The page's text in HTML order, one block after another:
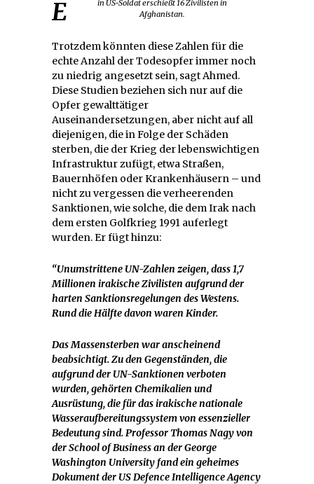
Ein US-Soldat erschießt 16 Zivilisten in Afghanistan.
Trotzdem könnten diese Zahlen für die
echte Anzahl der Todesopfer immer noch
zu niedrig angesetzt sein, sagt Ahmed.
Diese Studien beziehen sich nur auf die
Opfer gewalttätiger
Auseinandersetzungen, aber nicht auf all
diejenigen, die in Folge der Schäden
sterben, die der Krieg der lebenswichtigen
Infrastruktur zufügt, etwa Straßen,
Bauernhöfen oder Krankenhäusern – und
nicht zu vergessen die verheerenden
Sanktionen, wie solche, die dem Irak nach
dem ersten Golfkrieg 1991 auferlegt
wurden. Er fügt hinzu:
“Unumstrittene UN-Zahlen zeigen, dass 1,7
Millionen irakische Zivilisten aufgrund der
harten Sanktionsregelungen des Westens.
Rund die Hälfte davon waren Kinder.
Das Massensterben war anscheinend
beabsichtigt. Zu den Gegenständen, die
aufgrund der UN-Sanktionen verboten
wurden, gehörten Chemikalien und
Ausrüstung, die für das irakische nationale
Wasseraufbereitungssystem von essenzieller
Bedeutung sind. Professor Thomas Nagy von
der School of Business an der George
Washington University fand ein geheimes
Dokument der US Defence Intelligence Agency